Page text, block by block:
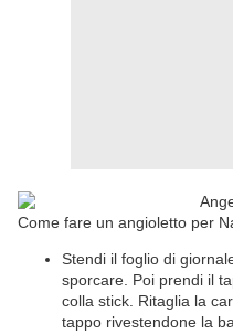
Come fare un angioletto per
Stendi il foglio di
sporcare. Poi prendi il
colla stick. Ritaglia la
tappo rivestendone la